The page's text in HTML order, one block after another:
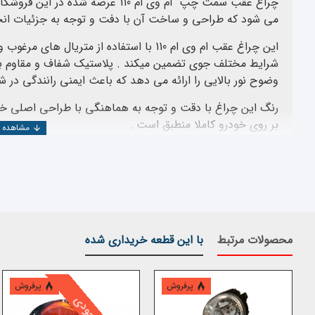
می شود که طراحی و ساخت آن با دفت و توجه به جزئیات
این چراغ عقب ام وی ام 110 با استفاده از
شرایط مختلف جوی تضمین میکند . پلاستیک شفاف و مقاوم
وضوح نور بالایی را ارائه می دهد که باعث ایمنی رانندگی
بر روی خودرو کاملا منطبق است .
انتخاب ایده آل برای رانندگانی است که به دنبال قطعات
لوازم یدکی ام وی ام 110 با کیفیت و
محصولات این خودرو را میتوانید با مراجعه به این لینک
محصولات مرتبط با این قطعه خریداری شده
پرفروش پرفروش